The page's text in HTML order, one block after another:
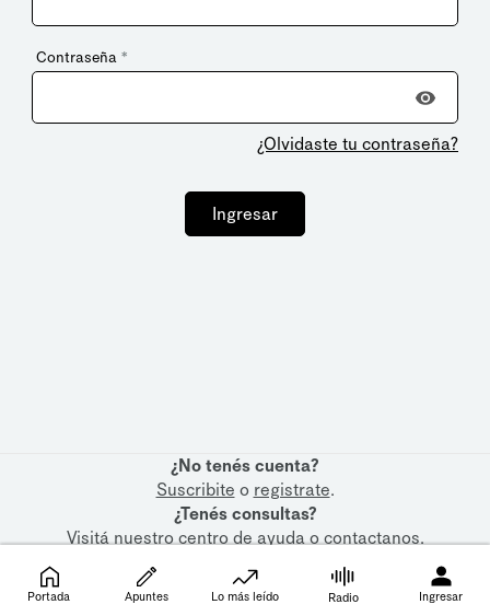
Contraseña *
¿Olvidaste tu contraseña?
Ingresar
¿No tenés cuenta?
Suscribite o registrate.
¿Tenés consultas?
Visitá nuestrocentro de ayudaocontactanos.
Portada Apuntes Lo más leído Radio Ingresar